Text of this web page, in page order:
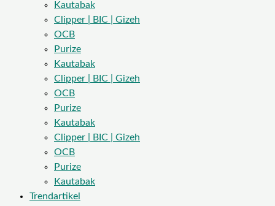
Kautabak
Clipper | BIC | Gizeh
OCB
Purize
Kautabak
Clipper | BIC | Gizeh
OCB
Purize
Kautabak
Clipper | BIC | Gizeh
OCB
Purize
Kautabak
Trendartikel